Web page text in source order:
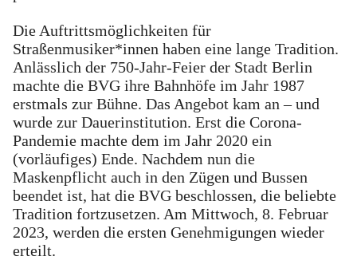
Die Auftrittsmöglichkeiten für
Straßenmusiker*innen haben eine lange Tradition.
Anlässlich der 750-Jahr-Feier der Stadt Berlin
machte die BVG ihre Bahnhöfe im Jahr 1987
erstmals zur Bühne. Das Angebot kam an – und
wurde zur Dauerinstitution. Erst die Corona-
Pandemie machte dem im Jahr 2020 ein
(vorläufiges) Ende. Nachdem nun die
Maskenpflicht auch in den Zügen und Bussen
beendet ist, hat die BVG beschlossen, die beliebte
Tradition fortzusetzen. Am Mittwoch, 8. Februar
2023, werden die ersten Genehmigungen wieder
erteilt.